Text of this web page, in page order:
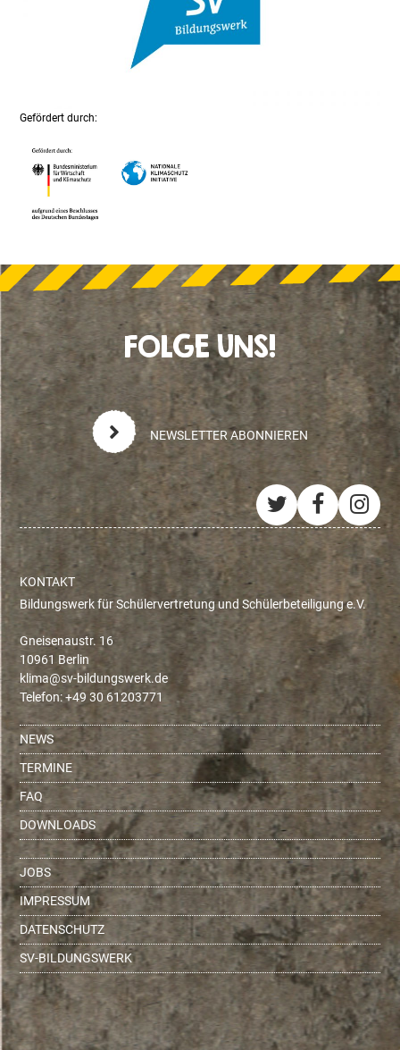
Gefördert durch:
FOLGE UNS!
NEWSLETTER ABONNIEREN
Twitter
KONTAKT
Bildungswerk für Schülervertretung und Schülerbeteiligung e.V.
Gneisenaustr. 16
10961 Berlin
ed.krewsgnudlib-vs@amilk
Telefon: +49 30 61203771
NEWS
TERMINE
FAQ
DOWNLOADS
JOBS
IMPRESSUM
DATENSCHUTZ
SV-BILDUNGSWERK